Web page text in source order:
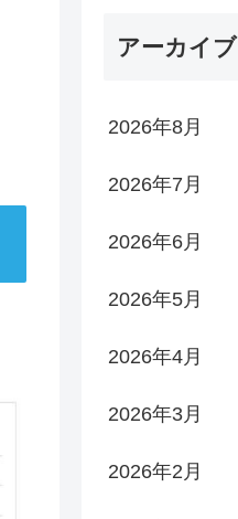
アーカイブ
2026年8月
2026年7月
2026年6月
2026年5月
2026年4月
2026年3月
2026年2月